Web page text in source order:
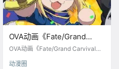
OVA动画《Fate/Grand
Carvival》（FGO嘉年华）
OVA动画《Fate/Grand Carvival》
年6月2日发售。
动漫圈